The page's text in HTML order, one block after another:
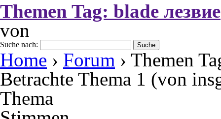
Themen Tag: blade лезвие
von
Suche nach:
Home › Forum › Themen
Betrachte Thema 1 (von
Thema